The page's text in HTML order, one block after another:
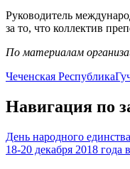
Руководитель
за то, что коллектив
По материалам
Чеченская Республика
Навигация по
День народного единства
18-20 декабря 2018